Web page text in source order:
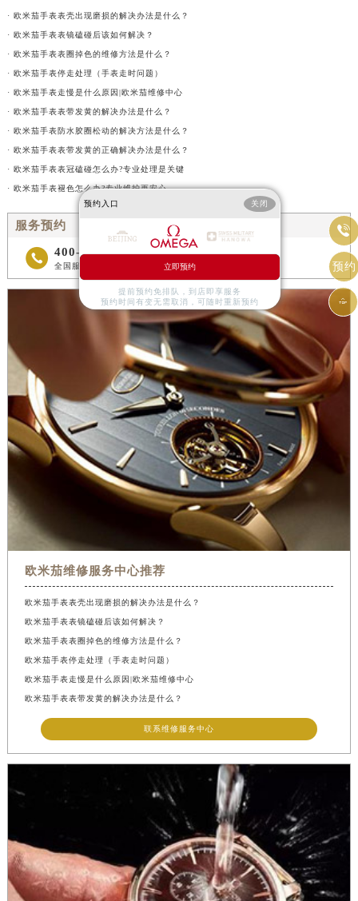
· 欧米茄手表表壳出现磨损的解决办法是什么？
· 欧米茄手表表镜磕碰后该如何解决？
· 欧米茄手表表圈掉色的维修方法是什么？
· 欧米茄手表停走处理（手表走时问题）
· 欧米茄手表走慢是什么原因|欧米茄维修中心
· 欧米茄手表表带发黄的解决办法是什么？
· 欧米茄手表防水胶圈松动的解决方法是什么？
· 欧米茄手表表带发黄的正确解决办法是什么？
· 欧米茄手表表冠磕碰怎么办?专业处理是关键
· 欧米茄手表褪色怎么办?专业维护更安心
服务预约
 400-877-2083
全国服务预约热线
欧米茄维修服务中心推荐
欧米茄手表表壳出现磨损的解决办法是什么？
欧米茄手表表镜磕碰后该如何解决？
欧米茄手表表圈掉色的维修方法是什么？
欧米茄手表停走处理（手表走时问题）
欧米茄手表走慢是什么原因|欧米茄维修中心
欧米茄手表表带发黄的解决办法是什么？
联系维修服务中心

预约

预约入口 关闭
立即预约
提前预约免排队，到店即享服务
预约时间有变无需取消，可随时重新预约